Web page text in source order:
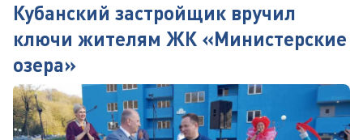
Кубанский застройщик вручил
ключи жителям ЖК «Министерские
озера»